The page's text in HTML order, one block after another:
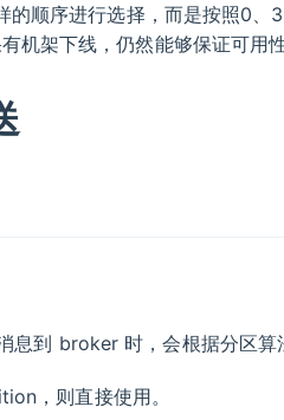
的顺序进行选择，而是按照0、
机架下线，仍然能够保证可用性
息到 broker 时，会根据分区算
，则直接使用。